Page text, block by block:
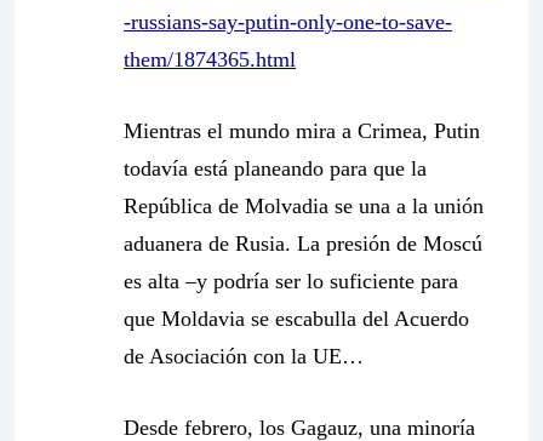
-russians-say-putin-only-one-to-save-
them/1874365.html
Mientras el mundo mira a Crimea, Putin
todavía está planeando para que la
República de Molvadia se una a la unión
aduanera de Rusia. La presión de Moscú
es alta –y podría ser lo suficiente para
que Moldavia se escabulla del Acuerdo
de Asociación con la UE…
Desde febrero, los Gagauz, una minoría